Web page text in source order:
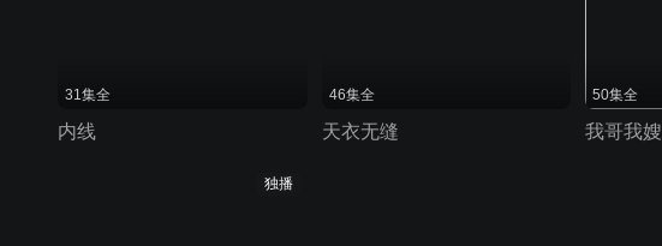
31集全
内线
46集全
天衣无缝
50集全
我哥我嫂
独播